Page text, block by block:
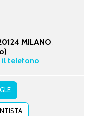
MILANO,
il telefono